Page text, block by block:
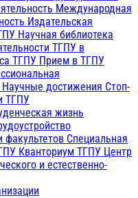
Международная
Издательская
Научная библиотека
ТГПУ в
ТГПУ Прием в ТГПУ
Научные достижения Стоп-
ТГПУ
жизнь
факультетов Специальная
Кванториум ТГПУ Центр
и естественно-